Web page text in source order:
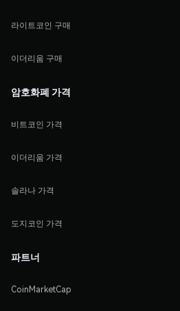
라이트코인 구매
이더리움 구매
암호화폐 가격
비트코인 가격
이더리움 가격
솔라나 가격
도지코인 가격
파트너
CoinMarketCap